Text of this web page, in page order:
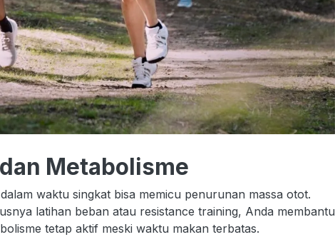
Metabolisme
waktu singkat bisa memicu penurunan massa otot.
latihan beban atau resistance training, Anda membantu
tetap aktif meski waktu makan terbatas.